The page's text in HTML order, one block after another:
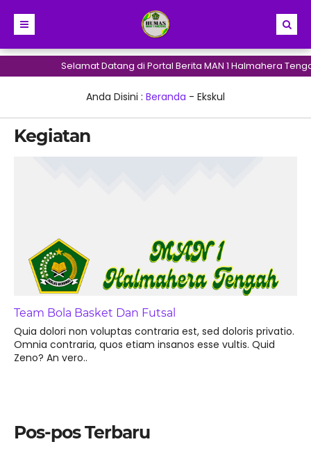
Selamat Datang di Portal Berita MAN 1 Halmahera
Anda Disini : Beranda - Ekskul
Kegiatan
Team Bola Basket Dan Futsal
Quia dolori non voluptas contraria est, sed doloris privatio.
Omnia contraria, quos etiam insanos esse vultis. Quid
Zeno? An vero..
Pos-pos Terbaru